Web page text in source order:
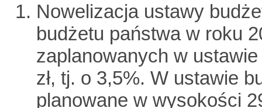
Nowelizacja ustawy
budżetu państwa w roku
zaplanowanych w
zł, tj. o 3,5%. W ustawie
planowane w wysokości